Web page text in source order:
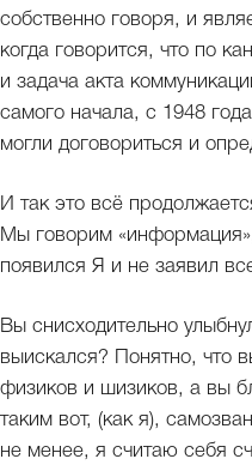
собственно говоря, и
когда говорится, что по
и задача акта
самого начала, с 1948
могли договориться и
И так это всё
Мы говорим
появился Я и не заявил
Вы снисходительно
выискался? Понятно, что
физиков и шизиков, а вы
таким вот, (как я),
не менее, я считаю себя